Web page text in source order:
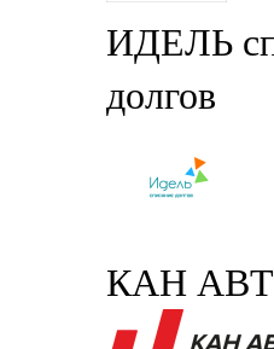
ИДЕЛЬ
долгов
КАН